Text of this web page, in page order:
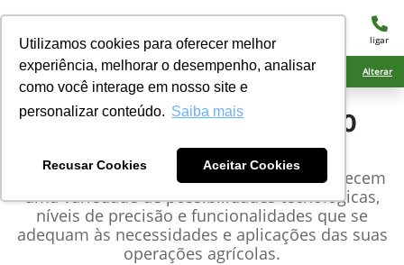
Utilizamos cookies para oferecer melhor
experiência, melhorar o desempenho, analisar
como você interage em nosso site e
personalizar conteúdo. Saiba mais
Recusar Cookies Aceitar Cookies
menu ligar
Ciarama Máquinas Laguna Carapã Alterar
John DeereStarFire™ 7500
Receiver
Os monitores e receptores John Deere oferecem
uma variedade de possibilidades tecnológicas,
níveis de precisão e funcionalidades que se
adequam às necessidades e aplicações das suas
operações agrícolas.